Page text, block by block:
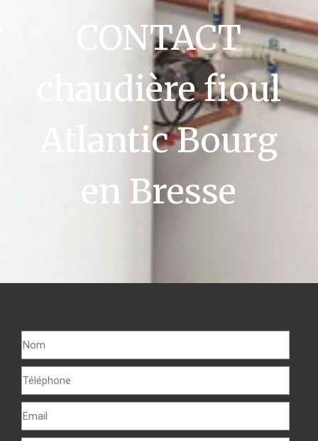
CONTACT
chaudière fioul
Atlantic Bourg
en Bresse